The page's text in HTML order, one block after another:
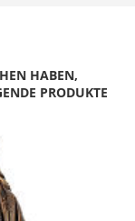
HABEN,
PRODUKTE